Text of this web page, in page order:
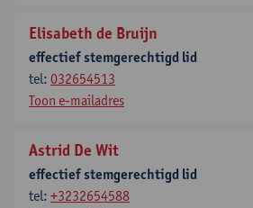
Elisabeth de Bruijn
effectief stemgerechtigd lid
tel: 032654513
Toon e-mailadres
Astrid De Wit
effectief stemgerechtigd lid
tel: +3232654588